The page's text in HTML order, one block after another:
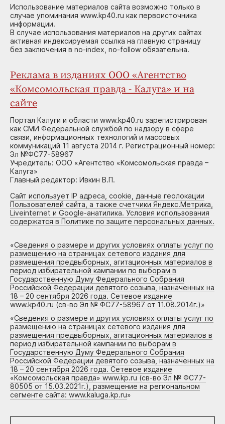
Использование материалов сайта возможно только в
случае упоминания www.kp40.ru как первоисточника
информации.
В случае использования материалов на других сайтах
активная индексируемая ссылка на главную страницу
без заключения в no-index, no-follow обязательна.
Реклама в изданиях ООО «Агентство
«Комсомольская правда - Калуга» и на
сайте
Портал Калуги и области www.kp40.ru зарегистрирован
как СМИ Федеральной службой по надзору в сфере
связи, информационных технологий и массовых
коммуникаций 11 августа 2014 г. Регистрационный номер:
Эл №ФС77-58967
Учредитель: ООО «Агентство «Комсомольская правда –
Калуга»
Главный редактор: Ивкин В.П.
Сайт использует IP адреса, cookie, данные геолокации
Пользователей сайта, а также счетчики Яндекс.Метрика,
Liveinternet и Google-анатилика. Условия использования
содержатся в Политике по защите персональных данных.
«Сведения о размере и других условиях оплаты услуг по
размещению на страницах сетевого издания для
размещения предвыборных, агитационных материалов в
период избирательной кампании по выборам в
Государственную Думу Федерального Собрания
Российской Федерации девятого созыва, назначенных на
18 – 20 сентября 2026 года. Сетевое издание
www.kp40.ru (св-во Эл № ФС77-58967 от 11.08.2014г.)»
«Сведения о размере и других условиях оплаты услуг по
размещению на страницах сетевого издания для
размещения предвыборных, агитационных материалов в
период избирательной кампании по выборам в
Государственную Думу Федерального Собрания
Российской Федерации девятого созыва, назначенных на
18 – 20 сентября 2026 года. Сетевое издание
«Комсомольская правда» www.kp.ru (св-во Эл № ФС77-
80505 от 15.03.2021г.), размещение на региональном
сегменте сайта: www.kaluga.kp.ru»